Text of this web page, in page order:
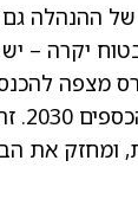
של ההנהלה
יקרה –
ומחזק את